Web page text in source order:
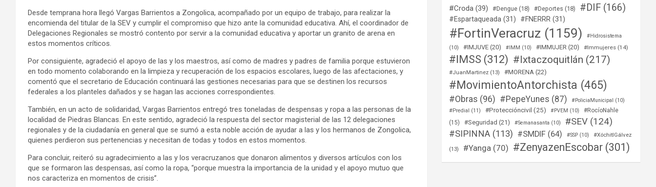
Desde temprana hora llegó Vargas Barrientos a Zongolica, acompañado por un equipo de trabajo, para realizar la
encomienda del titular de la SEV y cumplir el compromiso que hizo ante la comunidad educativa. Ahí, el coordinador de
Delegaciones Regionales se mostró contento por servir a la comunidad educativa y aportar un granito de arena en
estos momentos críticos.
Por consiguiente, agradeció el apoyo de las y los maestros, así como de madres y padres de familia porque estuvieron
en todo momento colaborando en la limpieza y recuperación de los espacios escolares, luego de las afectaciones, y
comentó que el secretario de Educación continuará las gestiones necesarias para que se destinen los recursos
federales a los planteles dañados y se hagan las acciones correspondientes.
También, en un acto de solidaridad, Vargas Barrientos entregó tres toneladas de despensas y ropa a las personas de la
localidad de Piedras Blancas. En este sentido, agradeció la respuesta del sector magisterial de las 12 delegaciones
regionales y de la ciudadanía en general que se sumó a esta noble acción de ayudar a las y los hermanos de Zongolica,
quienes perdieron sus pertenencias y necesitan de todas y todos en estos momentos.
Para concluir, reiteró su agradecimiento a las y los veracruzanos que donaron alimentos y diversos artículos con los
que se formaron las despensas, así como la ropa, “porque muestra la importancia de la unidad y el apoyo mutuo que
nos caracteriza en momentos de crisis”.
#Croda (39) #Dengue (18) #Deportes (18) #DIF (166)
#Espartaqueada (31) #FNERRR (31)
#FortinVeracruz (1159)
#Hidrosistema
(10)
#IMJUVE (20) #IMM (10) #IMMUJER (20) #Immujeres (14)
#IMSS (312) #Ixtaczoquitlán (217)
#JuanMartinez (13) #MORENA (22)
#MovimientoAntorchista (465)
#Obras (96) #PepeYunes (87) #PoliciaMunicipal (10)
#Predial (11) #Proteccióncivil (25) #PVEM (10)
#RocíoNahle
(15)
#Seguridad (21) #Semanasanta (10) #SEV (124)
#SIPINNA (113) #SMDIF (64) #SSP (10) #XóchitlGálvez
(13) #Yanga (70) #ZenyazenEscobar (301)